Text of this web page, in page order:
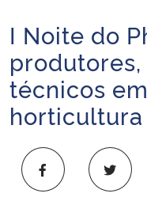
Ministério da Infraestrutura
Ministério da Agricultura,
Ministério da Educação
Ministério da Cidadania
Ministério da Saúde
Início do conteúdo
I Noite do
técnicos
horticultura